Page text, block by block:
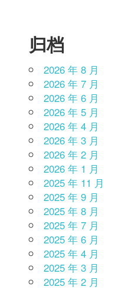
归档
2026 年 8 月
2026 年 7 月
2026 年 6 月
2026 年 5 月
2026 年 4 月
2026 年 3 月
2026 年 2 月
2026 年 1 月
2025 年 11 月
2025 年 9 月
2025 年 8 月
2025 年 7 月
2025 年 6 月
2025 年 4 月
2025 年 3 月
2025 年 2 月